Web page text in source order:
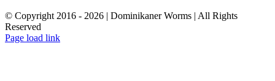
© Copyright 2016 - 2026 | Dominikaner Worms | All Rights
Reserved
Facebook
Rss
Page load link